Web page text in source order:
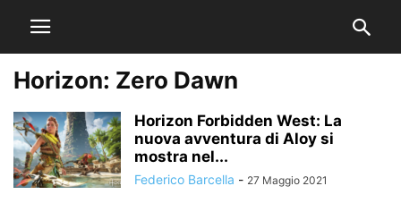
Horizon: Zero Dawn
Horizon Forbidden West: La
nuova avventura di Aloy si
mostra nel...
Federico Barcella - 27 Maggio 2021